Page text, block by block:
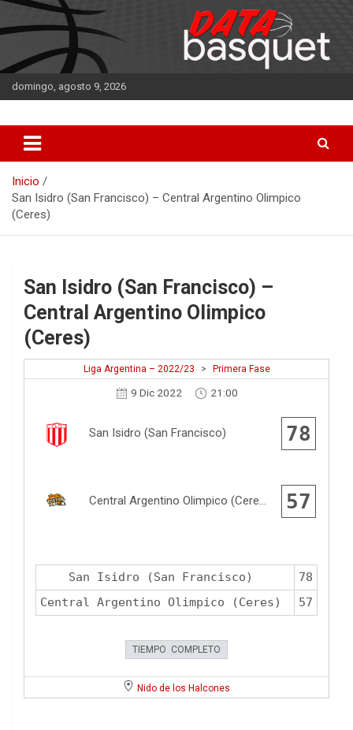
Saltar
al
contenido
domingo, agosto 9, 2026
DATA Basquet
Inicio
San Isidro (San Francisco) – Central Argentino Olimpico
(Ceres)
San Isidro (San Francisco) –
Central Argentino Olimpico
(Ceres)
Liga Argentina – 2022/23 > Primera Fase
9 Dic 2022 21:00
San Isidro (San Francisco) 78
Central Argentino Olimpico (Ceres) 57
San Isidro (San Francisco)
78
Central Argentino Olimpico (Ceres)
57
TIEMPO COMPLETO
Nido de los Halcones